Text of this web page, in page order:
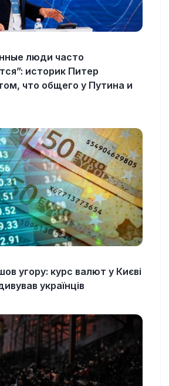
люди часто
историк Питер
что общего у Путина и
угору: курс валют у Києві
українців